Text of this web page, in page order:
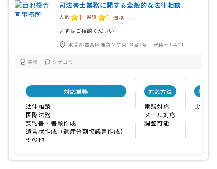
司法書士業務に関する全般的な法律相談
人気 1 実績 1 価格 -----
まずはご相談ください
東京都豊島区池袋２丁目18番2号 安藤ビル401
実績 クチコミ
対応業務
法律相談
国際法務
契約書・書類作成
遺言状作成（遺産分割協議書作成）
その他
対応方法
電話対応
メール対応
調整可能
事務
実績が